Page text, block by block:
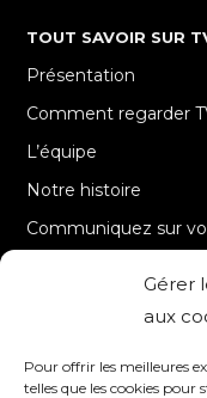
Gérer
aux
Pour offrir les meilleures
telles que les cookies pour
TOUT SAVOIR SUR
Présentation
Comment regarder
L’équipe
Notre histoire
Communiquez sur
Contact